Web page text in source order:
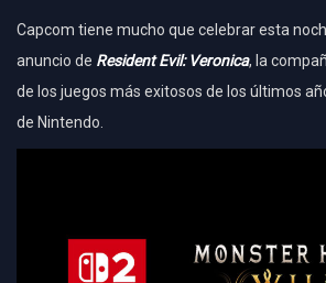
Capcom tiene mucho que celebrar esta
anuncio de Resident Evil: Veronica, la
de los juegos más exitosos de los últimos
de Nintendo.